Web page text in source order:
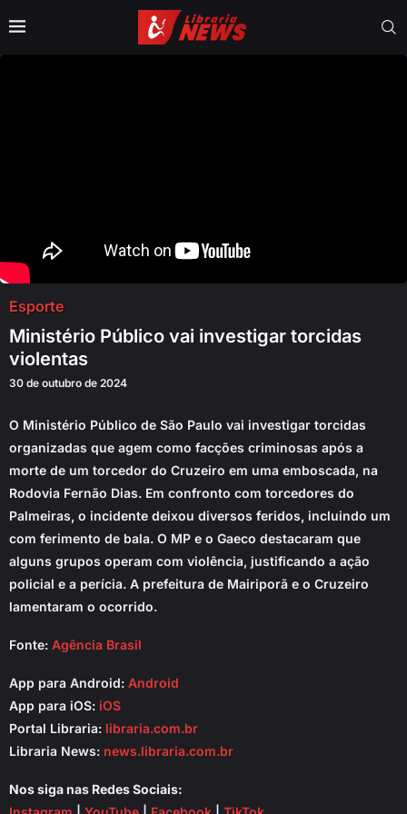
Esporte
Ministério Público vai investigar torcidas
violentas
30 de outubro de 2024
O Ministério Público de São Paulo vai investigar torcidas
organizadas que agem como facções criminosas após a
morte de um torcedor do Cruzeiro em uma emboscada, na
Rodovia Fernão Dias. Em confronto com torcedores do
Palmeiras, o incidente deixou diversos feridos, incluindo um
com ferimento de bala. O MP e o Gaeco destacaram que
alguns grupos operam com violência, justificando a ação
policial e a perícia. A prefeitura de Mairiporã e o Cruzeiro
lamentaram o ocorrido.
Fonte: Agência Brasil
App para Android: Android
App para iOS: iOS
Portal Libraria: libraria.com.br
Libraria News: news.libraria.com.br
Nos siga nas Redes Sociais: